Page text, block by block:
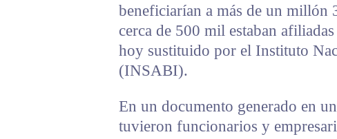
beneficiarían a más de un millón
cerca de 500 mil estaban
hoy sustituido por el Instituto
(INSABI).
En un documento generado en
tuvieron funcionarios y